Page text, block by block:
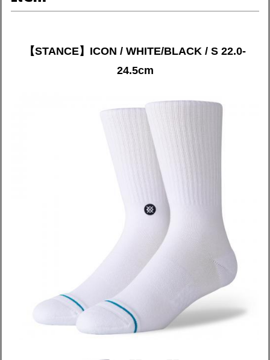
【STANCE】ICON / WHITE/BLACK / S 22.0-
24.5cm